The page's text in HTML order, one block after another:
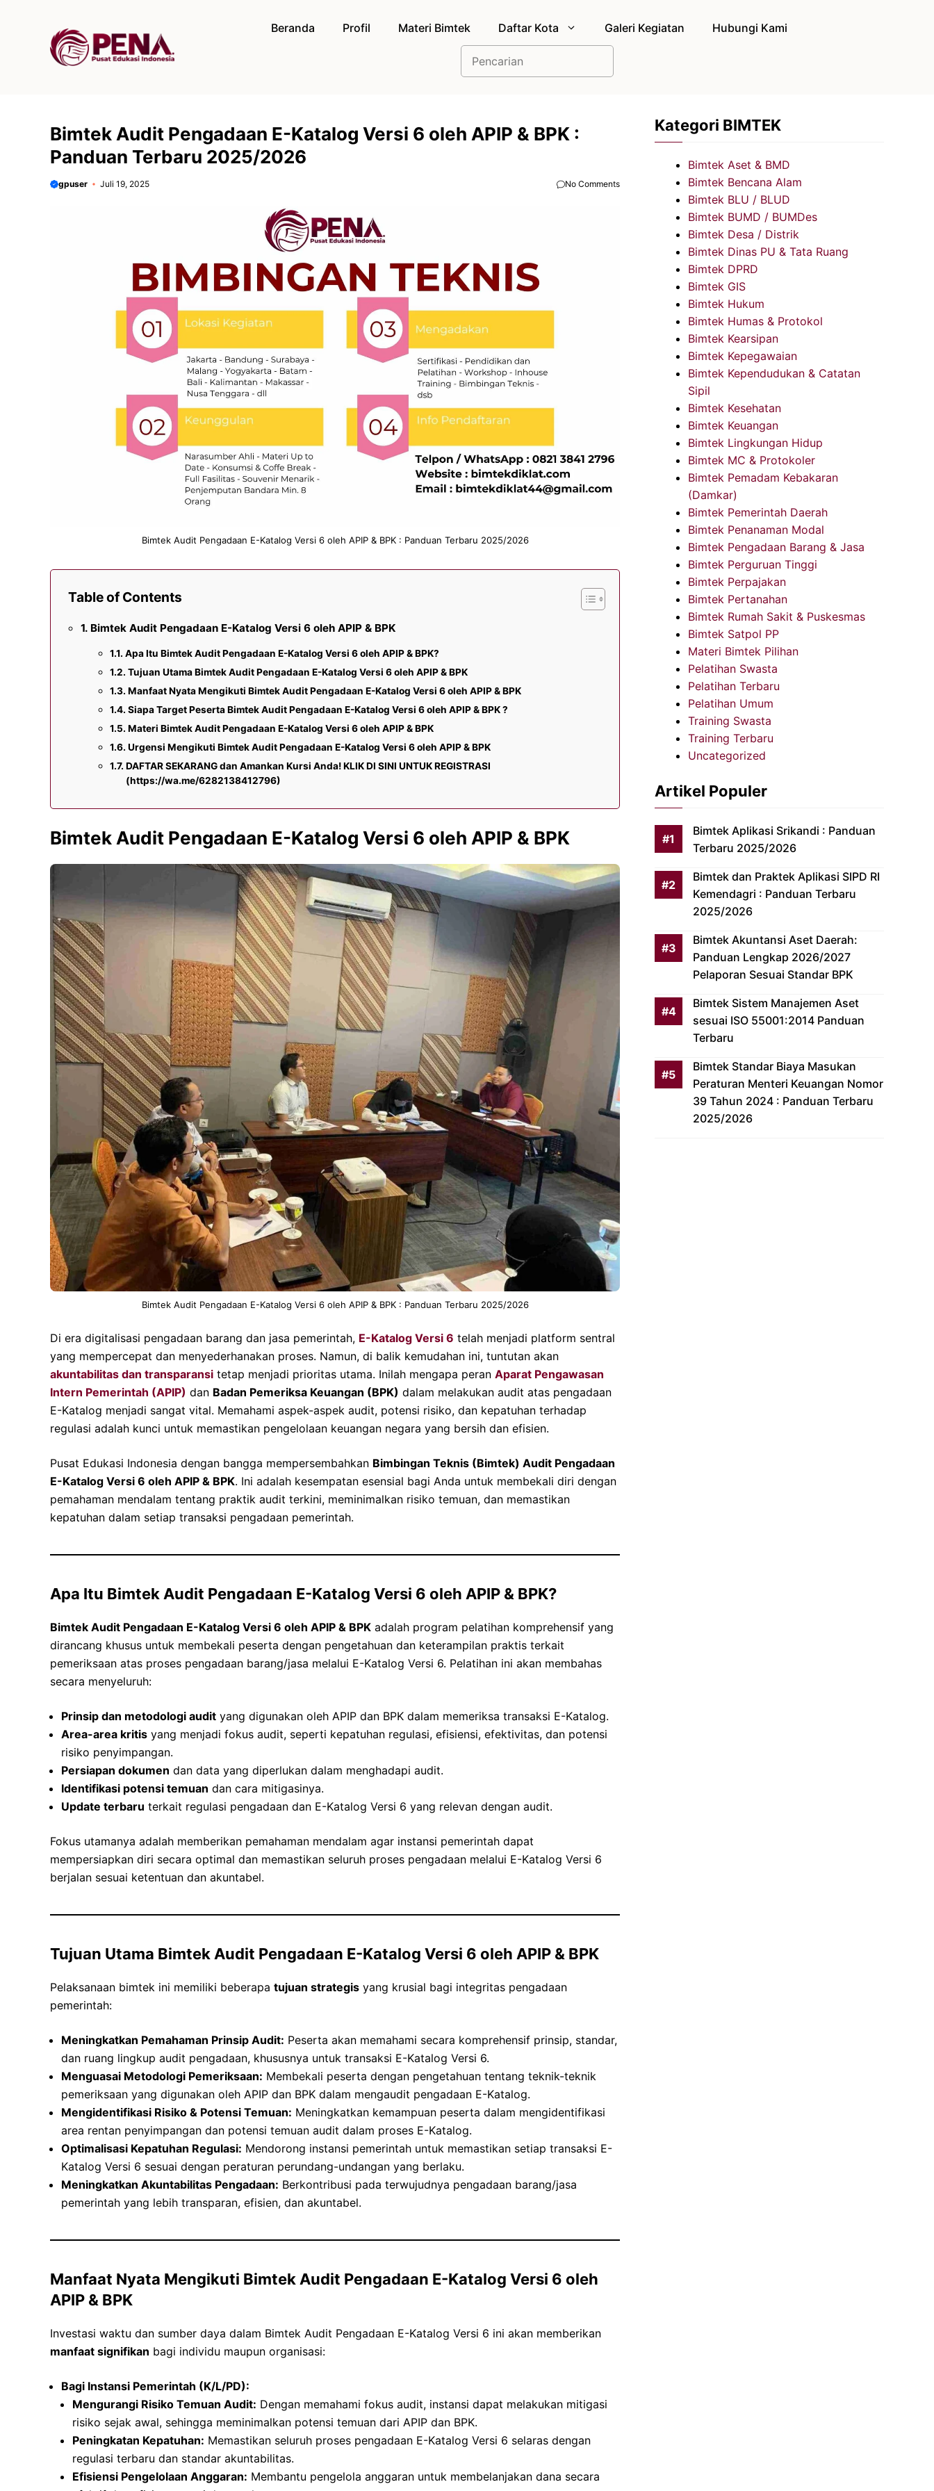
Beranda Profil Materi Bimtek Daftar Kota Galeri Kegiatan
Hubungi Kami
Bimtek Audit Pengadaan E-Katalog Versi 6 oleh APIP & BPK :
Panduan Terbaru 2025/2026
gpuser Juli 19, 2025 No Comments
Bimtek Audit Pengadaan E-Katalog Versi 6 oleh APIP & BPK : Panduan Terbaru 2025/2026
Table of Contents
Bimtek Audit Pengadaan E-Katalog Versi 6 oleh APIP & BPK
Apa Itu Bimtek Audit Pengadaan E-Katalog Versi 6 oleh APIP & BPK?
Tujuan Utama Bimtek Audit Pengadaan E-Katalog Versi 6 oleh APIP & BPK
Manfaat Nyata Mengikuti Bimtek Audit Pengadaan E-Katalog Versi 6 oleh APIP & BPK
Siapa Target Peserta Bimtek Audit Pengadaan E-Katalog Versi 6 oleh APIP & BPK ?
Materi Bimtek Audit Pengadaan E-Katalog Versi 6 oleh APIP & BPK
Urgensi Mengikuti Bimtek Audit Pengadaan E-Katalog Versi 6 oleh APIP & BPK
DAFTAR SEKARANG dan Amankan Kursi Anda! KLIK DI SINI UNTUK REGISTRASI
(https://wa.me/6282138412796)
Bimtek Audit Pengadaan E-Katalog Versi 6 oleh APIP & BPK
Bimtek Audit Pengadaan E-Katalog Versi 6 oleh APIP & BPK : Panduan Terbaru 2025/2026
Di era digitalisasi pengadaan barang dan jasa pemerintah, E-Katalog Versi 6 telah menjadi platform sentral
yang mempercepat dan menyederhanakan proses. Namun, di balik kemudahan ini, tuntutan akan
akuntabilitas dan transparansi tetap menjadi prioritas utama. Inilah mengapa peran Aparat Pengawasan
Intern Pemerintah (APIP) dan Badan Pemeriksa Keuangan (BPK) dalam melakukan audit atas pengadaan
E-Katalog menjadi sangat vital. Memahami aspek-aspek audit, potensi risiko, dan kepatuhan terhadap
regulasi adalah kunci untuk memastikan pengelolaan keuangan negara yang bersih dan efisien.
Pusat Edukasi Indonesia dengan bangga mempersembahkan Bimbingan Teknis (Bimtek) Audit Pengadaan
E-Katalog Versi 6 oleh APIP & BPK. Ini adalah kesempatan esensial bagi Anda untuk membekali diri dengan
pemahaman mendalam tentang praktik audit terkini, meminimalkan risiko temuan, dan memastikan
kepatuhan dalam setiap transaksi pengadaan pemerintah.
Apa Itu Bimtek Audit Pengadaan E-Katalog Versi 6 oleh APIP & BPK?
Bimtek Audit Pengadaan E-Katalog Versi 6 oleh APIP & BPK adalah program pelatihan komprehensif yang
dirancang khusus untuk membekali peserta dengan pengetahuan dan keterampilan praktis terkait
pemeriksaan atas proses pengadaan barang/jasa melalui E-Katalog Versi 6. Pelatihan ini akan membahas
secara menyeluruh:
Prinsip dan metodologi audit yang digunakan oleh APIP dan BPK dalam memeriksa transaksi E-Katalog.
Area-area kritis yang menjadi fokus audit, seperti kepatuhan regulasi, efisiensi, efektivitas, dan potensi
risiko penyimpangan.
Persiapan dokumen dan data yang diperlukan dalam menghadapi audit.
Identifikasi potensi temuan dan cara mitigasinya.
Update terbaru terkait regulasi pengadaan dan E-Katalog Versi 6 yang relevan dengan audit.
Fokus utamanya adalah memberikan pemahaman mendalam agar instansi pemerintah dapat
mempersiapkan diri secara optimal dan memastikan seluruh proses pengadaan melalui E-Katalog Versi 6
berjalan sesuai ketentuan dan akuntabel.
Tujuan Utama Bimtek Audit Pengadaan E-Katalog Versi 6 oleh APIP & BPK
Pelaksanaan bimtek ini memiliki beberapa tujuan strategis yang krusial bagi integritas pengadaan
pemerintah:
Meningkatkan Pemahaman Prinsip Audit: Peserta akan memahami secara komprehensif prinsip, standar,
dan ruang lingkup audit pengadaan, khususnya untuk transaksi E-Katalog Versi 6.
Menguasai Metodologi Pemeriksaan: Membekali peserta dengan pengetahuan tentang teknik-teknik
pemeriksaan yang digunakan oleh APIP dan BPK dalam mengaudit pengadaan E-Katalog.
Mengidentifikasi Risiko & Potensi Temuan: Meningkatkan kemampuan peserta dalam mengidentifikasi
area rentan penyimpangan dan potensi temuan audit dalam proses E-Katalog.
Optimalisasi Kepatuhan Regulasi: Mendorong instansi pemerintah untuk memastikan setiap transaksi E-
Katalog Versi 6 sesuai dengan peraturan perundang-undangan yang berlaku.
Meningkatkan Akuntabilitas Pengadaan: Berkontribusi pada terwujudnya pengadaan barang/jasa
pemerintah yang lebih transparan, efisien, dan akuntabel.
Manfaat Nyata Mengikuti Bimtek Audit Pengadaan E-Katalog Versi 6 oleh
APIP & BPK
Investasi waktu dan sumber daya dalam Bimtek Audit Pengadaan E-Katalog Versi 6 ini akan memberikan
manfaat signifikan bagi individu maupun organisasi:
Bagi Instansi Pemerintah (K/L/PD):
Mengurangi Risiko Temuan Audit: Dengan memahami fokus audit, instansi dapat melakukan mitigasi
risiko sejak awal, sehingga meminimalkan potensi temuan dari APIP dan BPK.
Peningkatan Kepatuhan: Memastikan seluruh proses pengadaan E-Katalog Versi 6 selaras dengan
regulasi terbaru dan standar akuntabilitas.
Efisiensi Pengelolaan Anggaran: Membantu pengelola anggaran untuk membelanjakan dana secara
Kategori BIMTEK
Bimtek Aset & BMD
Bimtek Bencana Alam
Bimtek BLU / BLUD
Bimtek BUMD / BUMDes
Bimtek Desa / Distrik
Bimtek Dinas PU & Tata Ruang
Bimtek DPRD
Bimtek GIS
Bimtek Hukum
Bimtek Humas & Protokol
Bimtek Kearsipan
Bimtek Kepegawaian
Bimtek Kependudukan & Catatan
Sipil
Bimtek Kesehatan
Bimtek Keuangan
Bimtek Lingkungan Hidup
Bimtek MC & Protokoler
Bimtek Pemadam Kebakaran
(Damkar)
Bimtek Pemerintah Daerah
Bimtek Penanaman Modal
Bimtek Pengadaan Barang & Jasa
Bimtek Perguruan Tinggi
Bimtek Perpajakan
Bimtek Pertanahan
Bimtek Rumah Sakit & Puskesmas
Bimtek Satpol PP
Materi Bimtek Pilihan
Pelatihan Swasta
Pelatihan Terbaru
Pelatihan Umum
Training Swasta
Training Terbaru
Uncategorized
Artikel Populer
Bimtek Aplikasi Srikandi : Panduan
Terbaru 2025/2026
Bimtek dan Praktek Aplikasi SIPD RI
Kemendagri : Panduan Terbaru
2025/2026
Bimtek Akuntansi Aset Daerah:
Panduan Lengkap 2026/2027
Pelaporan Sesuai Standar BPK
Bimtek Sistem Manajemen Aset
sesuai ISO 55001:2014 Panduan
Terbaru
Bimtek Standar Biaya Masukan
Peraturan Menteri Keuangan Nomor
39 Tahun 2024 : Panduan Terbaru
2025/2026